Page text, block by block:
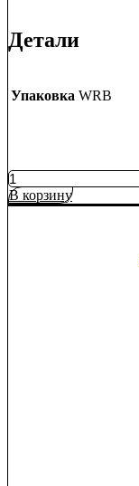
Детали
Упаковка WRB
Количество
товара
Ель
В корзину